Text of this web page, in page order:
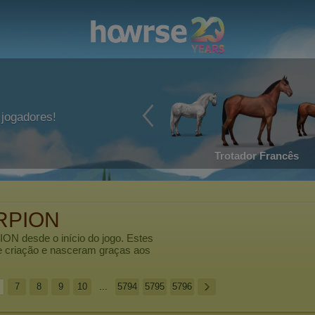
Trotador Francês
desde o início do jogo. Estes
criação e nasceram graças aos
7 8 9 10 ... 5794 5795 5796